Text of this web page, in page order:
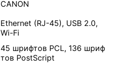
CANON
Ethernet (RJ-45), USB 2.0,
Wi-Fi
45 шрифтов PCL, 136 шриф
тов PostScript